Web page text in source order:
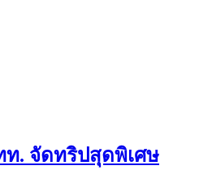
ท. จัดทริปสุดพิเศษ